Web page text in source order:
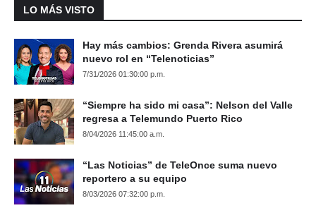
LO MÁS VISTO
Hay más cambios: Grenda Rivera asumirá
nuevo rol en “Telenoticias”
7/31/2026 01:30:00 p.m.
“Siempre ha sido mi casa”: Nelson del Valle
regresa a Telemundo Puerto Rico
8/04/2026 11:45:00 a.m.
“Las Noticias” de TeleOnce suma nuevo
reportero a su equipo
8/03/2026 07:32:00 p.m.